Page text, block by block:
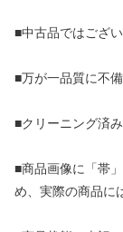
■中古品ではござ
■万が一品質に不
■クリーニング済み
■商品画像に「帯
め、実際の商品に